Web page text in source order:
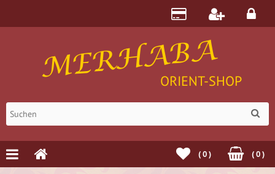
MERHABA
ORIENT-SHOP
(0)
(0)